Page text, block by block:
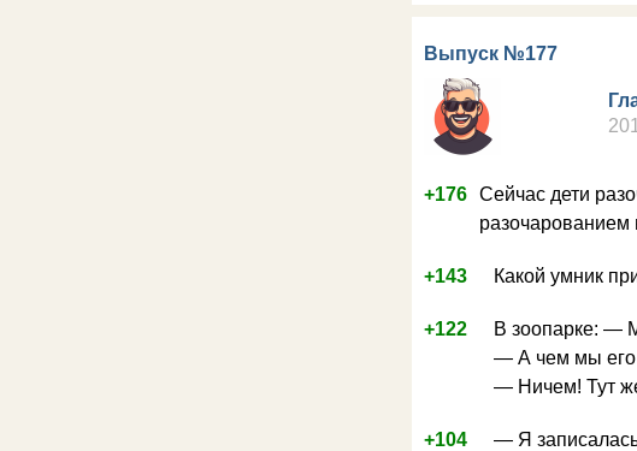
Выпуск №177
+176 Сейчас дети
разочарованием
+143 Какой умник
+122
В зоопарке: —
— А чем мы его
— Ничем! Тут
+104
— Я